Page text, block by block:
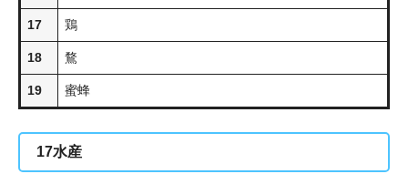
17 鶏
18 鶩
19 蜜蜂
17水産